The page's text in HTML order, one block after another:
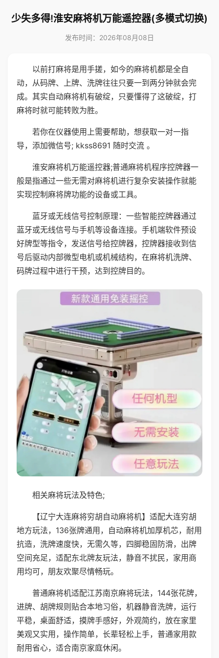
少失多得!淮安麻将机万能遥控器(多模式切换)
发布时间：2026年08月08日
以前打麻将是用手搓，如今的麻将机都是全自
动，从码牌、上牌、洗牌往往只要一到两分钟就会完
成。其实自动麻将机有破绽，只要懂得了这破绽，打
麻将时就可能转败为胜。
若你在仪器使用上需要帮助，想获取一对一指
导，添加微信号; kkss8691 随时交流 。
淮安麻将机万能遥控器;普通麻将机程序控牌器一
般是指通过一些无需对麻将机进行复杂安装操作就能
实现控制麻将牌功能的设备或工具。
蓝牙或无线信号控制原理：一些智能控牌器通过
蓝牙或无线信号与手机等设备连接。手机端软件预设
好牌型等指令，发送信号给控牌器，控牌器接收到信
号后驱动内部微型电机或机械结构，在麻将机洗牌、
码牌过程中进行干预，达到控牌目的。
相关麻将玩法及特色;
【辽宁大连麻将穷胡自动麻将机】适配大连穷胡
地方玩法，136张牌通用，自动麻将机加厚机芯，耐用
抗造，洗牌速度快，无需久等，四脚稳固防滑，出牌
空间充足，适配东北牌友玩法，静音不扰民，家用商
用均可，朋友欢聚尽情畅玩。
普通麻将机适配江苏南京麻将玩法，144张花牌，
进牌、胡牌规则贴合本地习俗，机器静音洗牌，运行
平稳，桌面舒适，摸牌手感好，外观简约，放在家里
美观又实用，操作简单，长辈轻松上手，普通家用款
耐用省心，适合南京家庭休闲。